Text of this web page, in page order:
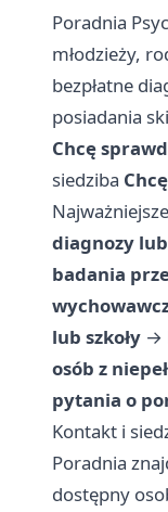
Poradnia
młodzieży,
bezpłatne
posiadania
Chcę
siedziba
diagnozy
badania
lub szkoły →
osób z
pytania o
Kontakt i
Poradnia
dostępny